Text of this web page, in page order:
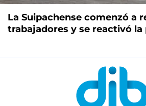
La Suipachense comenzó a
trabajadores y se reactivó